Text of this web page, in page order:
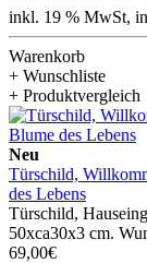
inkl. 19 % MwSt,
Warenkorb
+ Wunschliste
+ Produktvergleich
Neu
Türschild,
des Lebens
Türschild,
50xca30x3 cm.
69,00€